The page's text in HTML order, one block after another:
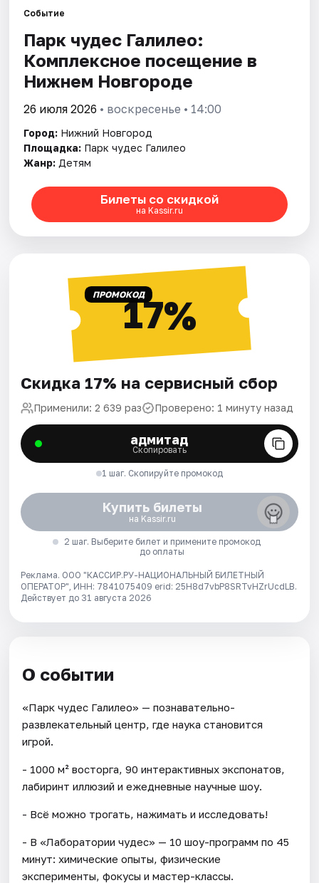
Города
Площадки
Артисты
Рейтинги
Событие
Парк чудес Галилео:
Комплексное посещение в
Нижнем Новгороде
26 июля 2026 • воскресенье • 14:00
Город: Нижний Новгород
Площадка: Парк чудес Галилео
Жанр: Детям
Билеты со скидкой
на Kassir.ru
ПРОМОКОД17%
Скидка 17% на сервисный сбор
Применили: 2 639 раз Проверено: 1 минуту назад
адмитад
Скопировать
1 шаг. Скопируйте промокод
Купить билеты
на Kassir.ru
2 шаг. Выберите билет и примените промокод
до оплаты
Реклама. ООО "КАССИР.РУ-НАЦИОНАЛЬНЫЙ БИЛЕТНЫЙ
ОПЕРАТОР", ИНН: 7841075409 erid: 25H8d7vbP8SRTvHZrUcdLB.
Действует до 31 августа 2026
О событии
«Парк чудес Галилео» — познавательно-
развлекательный центр, где наука становится
игрой.
- 1000 м² восторга, 90 интерактивных экспонатов,
лабиринт иллюзий и ежедневные научные шоу.
- Всё можно трогать, нажимать и исследовать!
- В «Лаборатории чудес» — 10 шоу-программ по 45
минут: химические опыты, физические
эксперименты, фокусы и мастер-классы.